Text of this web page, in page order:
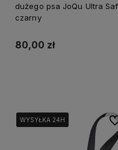
dużego psa JoQu Ultra
czarny
80,00 zł
WYSYŁKA 24H
WYSYŁKA 24H
WYSYŁKA 24H
WYSYŁKA 24H